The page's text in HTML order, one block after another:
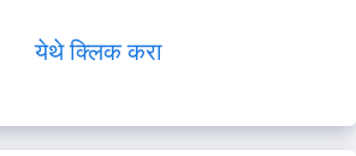
येथे क्लिक करा